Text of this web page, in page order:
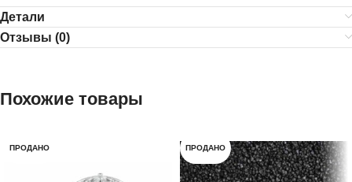
Детали
Отзывы (0)
Похожие товары
ПРОДАНО ПРОДАНО